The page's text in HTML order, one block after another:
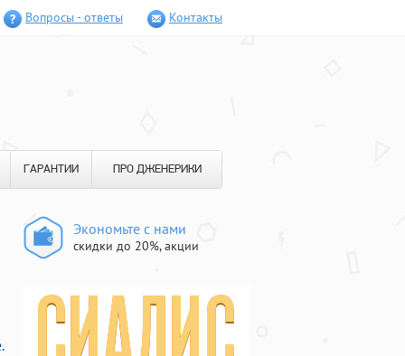
Вопросы - ответы Контакты
ГАРАНТИИ ПРО ДЖЕНЕРИКИ
Экономьте с нами
скидки до 20%, акции